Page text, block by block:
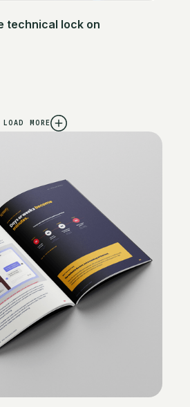
technical lock on
LOAD MORE